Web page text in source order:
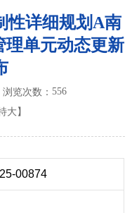
性详细规划A南
单元动态更新
浏览次数： 556
大 】
00874